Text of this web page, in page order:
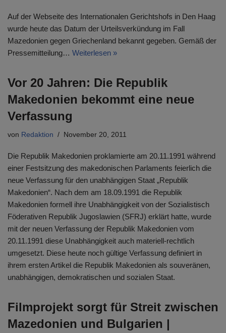
Auf der Webseite des Internationalen Gerichtshofs in Den Haag
wurde heute das Datum der Urteilsverkündung im Fall
Mazedonien gegen Griechenland bekannt gegeben. Gemäß der
Pressemitteilung… Weiterlesen »
Vor 20 Jahren: Die Republik
Makedonien bekommt eine neue
Verfassung
von Redaktion November 20, 2011
Die Republik Makedonien proklamierte am 20.11.1991 während
einer Festsitzung des makedonischen Parlaments feierlich die
neue Verfassung für den unabhängigen Staat „Republik
Makedonien“. Nach dem am 18.09.1991 die Republik
Makedonien formell ihre Unabhängigkeit von der Sozialistisch
Föderativen Republik Jugoslawien (SFRJ) erklärt hatte, wurde
mit der neuen Verfassung der Republik Makedonien vom
20.11.1991 diese Unabhängigkeit auch materiell-rechtlich
umgesetzt. Diese heute noch gültige Verfassung definiert in
ihrem ersten Artikel die Republik Makedonien als souveränen,
unabhängigen, demokratischen und sozialen Staat.
Filmprojekt sorgt für Streit zwischen
Mazedonien und Bulgarien |